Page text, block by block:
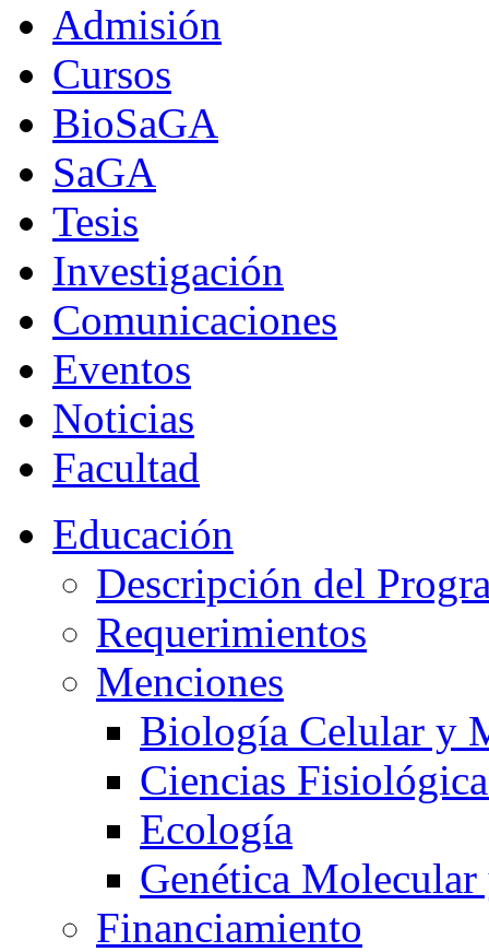
Admisión
Cursos
BioSaGA
SaGA
Tesis
Investigación
Comunicaciones
Eventos
Noticias
Facultad
Educación
Descripción del
Requerimientos
Menciones
Biología Celular y
Ciencias
Ecología
Genética
Financiamiento